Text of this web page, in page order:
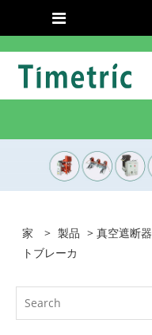
家 > 製品 >真空遮断器
トブレーカ